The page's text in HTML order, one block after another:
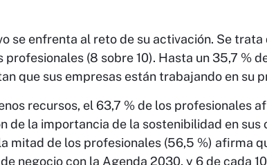
se enfrenta al reto de su activación. Se trata
profesionales (8 sobre 10). Hasta un 35,7 %
que sus empresas están trabajando en su
recursos, el 63,7 % de los profesionales
de la importancia de la sostenibilidad en sus
mitad de los profesionales (56,5 %) afirma
negocio con la Agenda 2030, y 6 de cada